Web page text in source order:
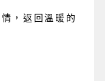
，返回溫暖的